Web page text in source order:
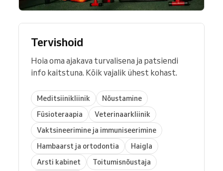
Tervishoid
Hoia oma ajakava turvalisena ja patsiendi
info kaitstuna. Kõik vajalik ühest kohast.
Meditsiinikliinik
Nõustamine
Füsioteraapia
Veterinaarkliinik
Vaktsineerimine ja immuniseerimine
Hambaarst ja ortodontia
Haigla
Arsti kabinet
Toitumisnõustaja